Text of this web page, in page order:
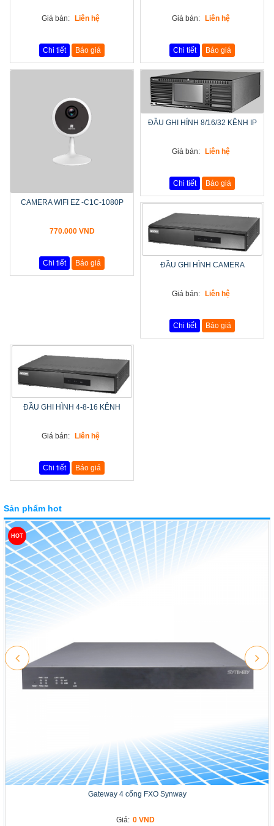
Giá bán: Liên hệ
Chi tiết Báo giá
Giá bán: Liên hệ
Chi tiết Báo giá
CAMERA WIFI EZ -C1C-1080P
770.000 VND
Chi tiết Báo giá
ĐẦU GHI HÍNH 8/16/32 KÊNH IP
Giá bán: Liên hệ
Chi tiết Báo giá
ĐẦU GHI HÌNH CAMERA
Giá bán: Liên hệ
Chi tiết Báo giá
ĐẦU GHI HÌNH 4-8-16 KÊNH
Giá bán: Liên hệ
Chi tiết Báo giá
Sản phẩm hot
HOT
Gateway 4 cổng FXO Synway
Giá: 0 VND